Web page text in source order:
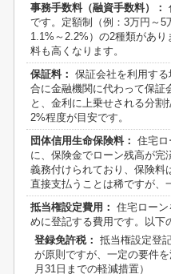
事務手数料（融資手数料）：
です。定額制（例：3万円～
1.1%～2.2%）の2種類があ
料も高くなります。
保証料： 保証会社を利用す
合に金融機関に代わって保証
と、金利に上乗せされる分
2%程度が目安です。
団体信用生命保険料： 住宅ロ
に、保険金でローン残高が完
義務付けられており、保険料
直接支払うことは稀ですが、
抵当権設定費用： 住宅ロー
めに登記する費用です。以下
登録免許税： 抵当権設定登
が原則ですが、一定の要件
月31日までの軽減措置）